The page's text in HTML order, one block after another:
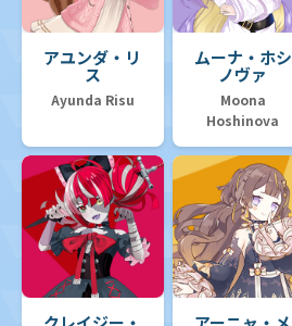
アユンダ・リ
ス
Ayunda Risu
ムーナ・ホシ
ノヴァ
Moona
Hoshinova